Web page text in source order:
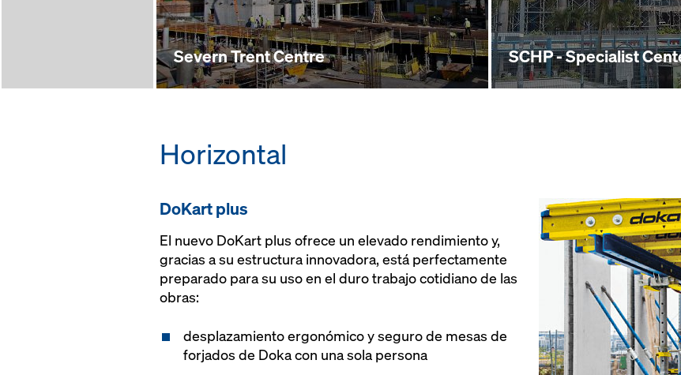
Severn Trent Centre SCHP - Specialist
Horizontal
DoKart plus
El nuevo DoKart plus ofrece un elevado rendimiento y,
gracias a su estructura innovadora, está perfectamente
preparado para su uso en el duro trabajo cotidiano de las
obras:
desplazamiento ergonómico y seguro de mesas de
forjados de Doka con una sola persona